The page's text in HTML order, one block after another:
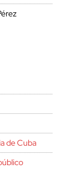
de Cuba